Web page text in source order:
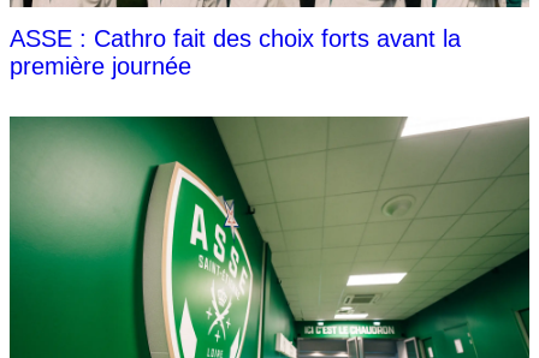
ASSE : Cathro fait des choix forts avant la
première journée